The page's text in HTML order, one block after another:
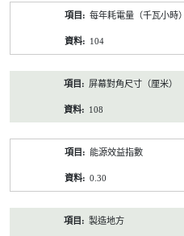
每年耗電量（千瓦小時）
104
屏幕對角尺寸（厘米）
108
能源效益指數
0.30
製造地方